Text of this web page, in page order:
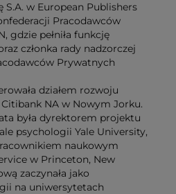
S.A. w European Publishers
Pracodawców
gdzie pełniła funkcję
członka rady nadzorczej
Prywatnych
działem rozwoju
NA w Nowym Jorku.
była dyrektorem projektu
psychologii Yale University,
naukowym
w Princeton, New
zaczynała jako
na uniwersytetach